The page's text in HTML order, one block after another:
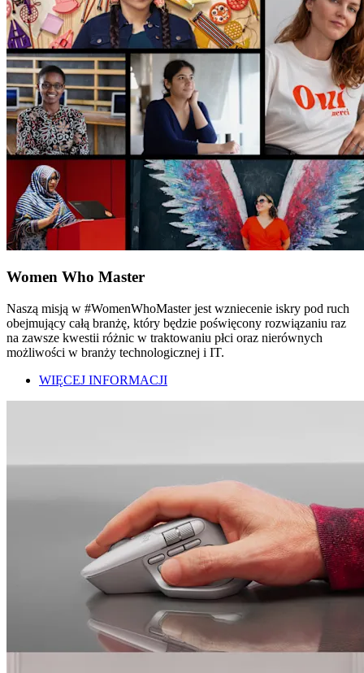
Women Who Master
Naszą misją w #WomenWhoMaster jest wzniecenie iskry pod ruch
obejmujący całą branżę, który będzie poświęcony rozwiązaniu raz
na zawsze kwestii różnic w traktowaniu płci oraz nierównych
możliwości w branży technologicznej i IT.
WIĘCEJ INFORMACJI